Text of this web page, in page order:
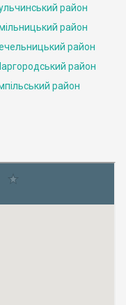
район
район
район
район
район